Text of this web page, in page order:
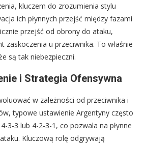
kluczem do zrozumienia stylu
ich płynnych przejść między fazami
przejść od obrony do ataku,
zaskoczenia u przeciwnika. To właśnie
są tak niebezpieczni.
i Strategia Ofensywna
w zależności od przeciwnika i
typowe ustawienie Argentyny często
3-3 lub 4-2-3-1, co pozwala na płynne
Kluczową rolę odgrywają